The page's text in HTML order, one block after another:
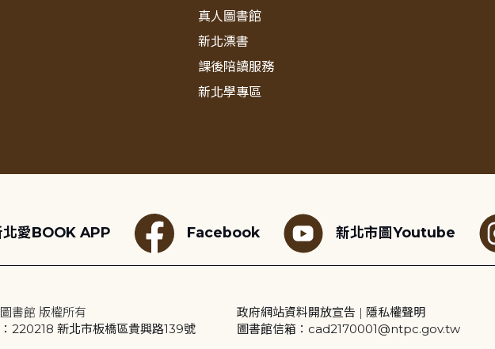
真人圖書館
新北漂書
課後陪讀服務
新北學專區
北愛BOOK APP Facebook 新北市圖Youtube
書館 版權所有
220218 新北市板橋區貴興路139號
政府網站資料開放宣告 | 隱私權聲明
圖書館信箱：cad2170001@ntpc.gov.tw